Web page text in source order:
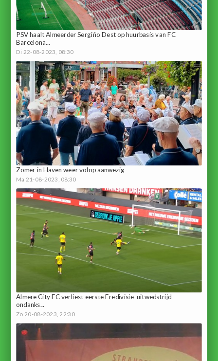
PSV haalt Almeerder Sergiño Dest op huurbasis van FC
Barcelona...
Di 22-08-2023, 08:30
Zomer in Haven weer volop aanwezig
Ma 21-08-2023, 08:30
Almere City FC verliest eerste Eredivisie-uitwedstrijd
ondanks...
Zo 20-08-2023, 22:30